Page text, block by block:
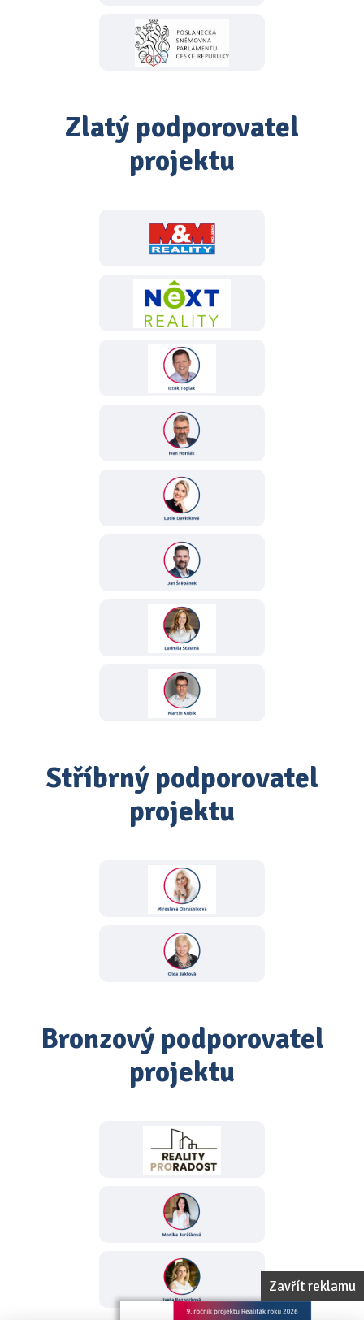
Zavřít reklamu
Zlatý podporovatel
projektu
Stříbrný podporovatel
projektu
Bronzový podporovatel
projektu